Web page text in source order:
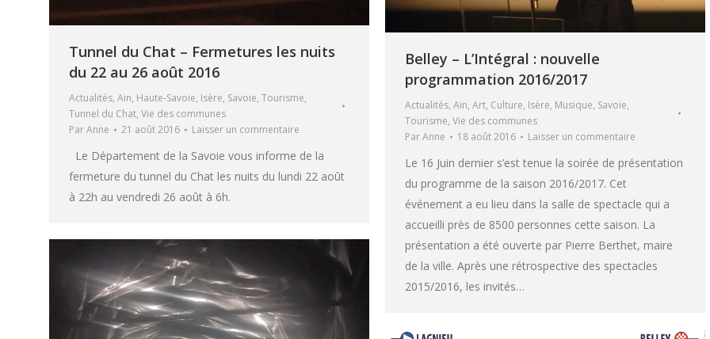
Tunnel du Chat – Fermetures les nuits
du 22 au 26 août 2016
Actualités, Ain, Haute-Savoie, Isère, Savoie, Tourisme,
Tunnel du Chat, Vie des communes
ParAnne 21 août 2016 Laisser un commentaire
Le Département de la Savoie vous informe de la
fermeture du tunnel du Chat les nuits du lundi 22 août
à 22h au vendredi 26 août à 6h.
Belley – L’Intégral : nouvelle
programmation 2016/2017
Actualités, Ain, Art, Culture, Isère, Musique, Savoie,
Tourisme, Vie des communes
ParAnne 18 août 2016 Laisser un commentaire
Le 16 Juin dernier s’est tenue la soirée de présentation
du programme de la saison 2016/2017. Cet
événement a eu lieu dans la salle de spectacle qui a
accueilli près de 8500 personnes cette saison. La
présentation a été ouverte par Pierre Berthet, maire
de la ville. Après une rétrospective des spectacles
2015/2016, les invités…